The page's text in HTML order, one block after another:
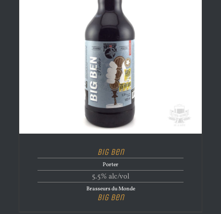
Big Ben
Porter
5.5% alc/vol
Brasseurs du Monde
Big Ben